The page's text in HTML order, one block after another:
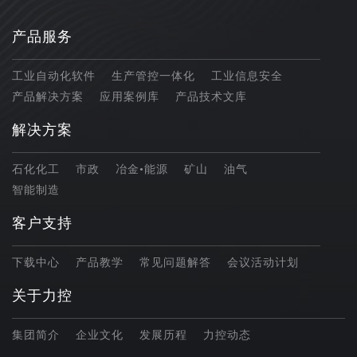
产品服务
工业自动化软件 生产管控一体化
工业信息安全
产品解决方案
应用案例库 产品技术文库
解决方案
石化化工 市政 冶金•能源 矿山
油气
智能制造
客户支持
下载中心 产品教学 常见问题解答 会议活动计划
关于力控
集团简介 企业文化 发展历程 力控动态